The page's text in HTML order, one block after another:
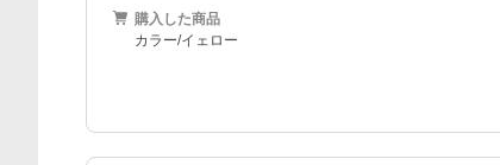
購入した商品
カラー/イェロー